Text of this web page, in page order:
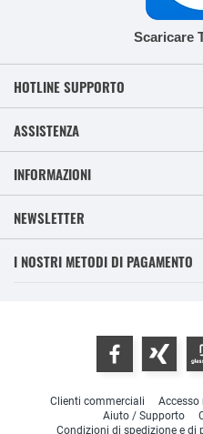
Scaricare
HOTLINE SUPPORTO
ASSISTENZA
INFORMAZIONI
NEWSLETTER
I NOSTRI METODI DI PAGAMENTO
Clienti commerciali Accesso
Aiuto / Supporto
Condizioni di spedizione e di